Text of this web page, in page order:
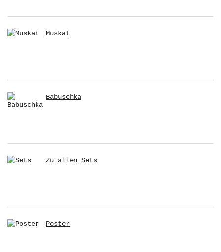
Muskat
Babuschka
Zu allen Sets
Poster